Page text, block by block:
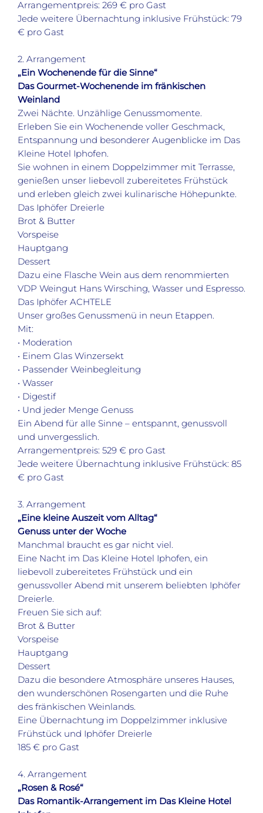
Arrangementpreis: 269 € pro Gast
Jede weitere Übernachtung inklusive Frühstück: 79
€ pro Gast
2. Arrangement
„Ein Wochenende für die Sinne“
Das Gourmet-Wochenende im fränkischen
Weinland
Zwei Nächte. Unzählige Genussmomente.
Erleben Sie ein Wochenende voller Geschmack,
Entspannung und besonderer Augenblicke im Das
Kleine Hotel Iphofen.
Sie wohnen in einem Doppelzimmer mit Terrasse,
genießen unser liebevoll zubereitetes Frühstück
und erleben gleich zwei kulinarische Höhepunkte.
Das Iphöfer Dreierle
Brot & Butter
Vorspeise
Hauptgang
Dessert
Dazu eine Flasche Wein aus dem renommierten
VDP Weingut Hans Wirsching, Wasser und Espresso.
Das Iphöfer ACHTELE
Unser großes Genussmenü in neun Etappen.
Mit:
• Moderation
• Einem Glas Winzersekt
• Passender Weinbegleitung
• Wasser
• Digestif
• Und jeder Menge Genuss
Ein Abend für alle Sinne – entspannt, genussvoll
und unvergesslich.
Arrangementpreis: 529 € pro Gast
Jede weitere Übernachtung inklusive Frühstück: 85
€ pro Gast
3. Arrangement
„Eine kleine Auszeit vom Alltag“
Genuss unter der Woche
Manchmal braucht es gar nicht viel.
Eine Nacht im Das Kleine Hotel Iphofen, ein
liebevoll zubereitetes Frühstück und ein
genussvoller Abend mit unserem beliebten Iphöfer
Dreierle.
Freuen Sie sich auf:
Brot & Butter
Vorspeise
Hauptgang
Dessert
Dazu die besondere Atmosphäre unseres Hauses,
den wunderschönen Rosengarten und die Ruhe
des fränkischen Weinlands.
Eine Übernachtung im Doppelzimmer inklusive
Frühstück und Iphöfer Dreierle
185 € pro Gast
4. Arrangement
„Rosen & Rosé“
Das Romantik-Arrangement im Das Kleine Hotel